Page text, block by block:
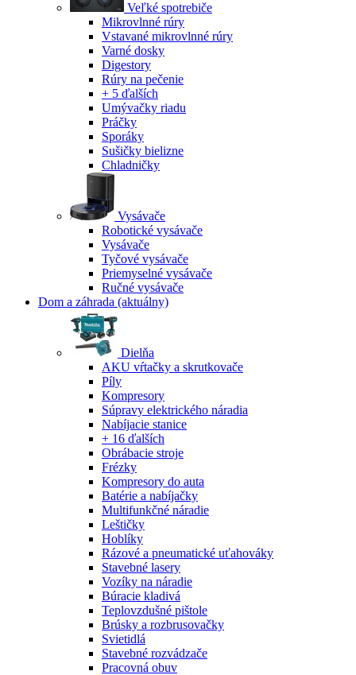
Veľké spotrebiče
Mikrovlnné rúry
Vstavané mikrovlnné rúry
Varné dosky
Digestory
Rúry na pečenie
+ 5 ďalších
Umývačky riadu
Práčky
Sporáky
Sušičky bielizne
Chladničky
Vysávače
Robotické vysávače
Vysávače
Tyčové vysávače
Priemyselné vysávače
Ručné vysávače
Dom a záhrada (aktuálny)
Dielňa
AKU vŕtačky a skrutkovače
Píly
Kompresory
Súpravy elektrického náradia
Nabíjacie stanice
+ 16 ďalších
Obrábacie stroje
Frézky
Kompresory do auta
Batérie a nabíjačky
Multifunkčné náradie
Leštičky
Hoblíky
Rázové a pneumatické uťahováky
Stavebné lasery
Vozíky na náradie
Búracie kladivá
Teplovzdušné pištole
Brúsky a rozbrusovačky
Svietidlá
Stavebné rozvádzače
Pracovná obuv